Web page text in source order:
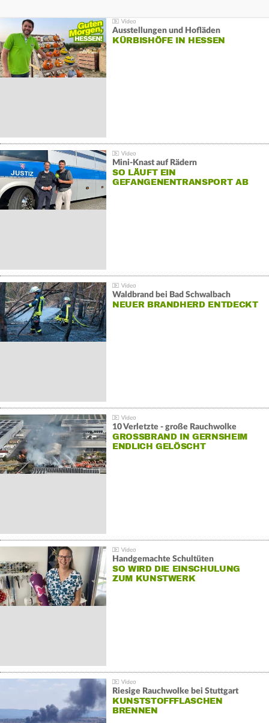
Ausstellungen und Hofläden
KÜRBISHÖFE IN HESSEN
Mini-Knast auf Rädern
SO LÄUFT EIN
GEFANGENENTRANSPORT AB
Waldbrand bei Bad Schwalbach
NEUER BRANDHERD ENTDECKT
10 Verletzte - große Rauchwolke
GROSSBRAND IN GERNSHEIM E
NDLICH GELÖSCHT
Handgemachte Schultüten
SO WIRD DIE EINSCHULUNG
ZUM KUNSTWERK
Riesige Rauchwolke bei Stuttgart
KUNSTSTOFFFLASCHEN
BRENNEN